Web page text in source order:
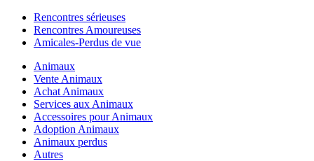
Rencontres sérieuses
Rencontres Amoureuses
Amicales-Perdus de vue
Animaux
Vente Animaux
Achat Animaux
Services aux Animaux
Accessoires pour Animaux
Adoption Animaux
Animaux perdus
Autres